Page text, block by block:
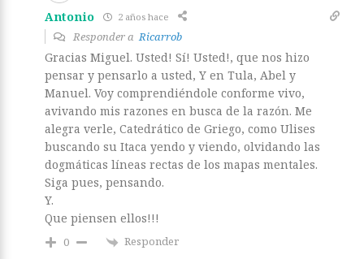
Antonio 2 años hace
Responder aRicarrob
Gracias Miguel. Usted! Sí! Usted!, que nos hizo
pensar y pensarlo a usted, Y en Tula, Abel y
Manuel. Voy comprendiéndole conforme vivo,
avivando mis razones en busca de la razón. Me
alegra verle, Catedrático de Griego, como Ulises
buscando su Itaca yendo y viendo, olvidando las
dogmáticas líneas rectas de los mapas mentales.
Siga pues, pensando.
Y.
Que piensen ellos!!!
0 Responder